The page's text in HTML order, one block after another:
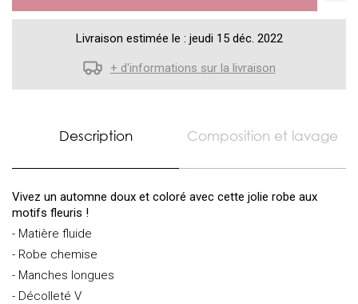
Livraison estimée le : jeudi 15 déc. 2022
+ d'informations sur la livraison
Description Composition et lavage
Vivez un automne doux et coloré avec cette jolie robe aux
motifs fleuris !
- Matière fluide
- Robe chemise
- Manches longues
- Décolleté V